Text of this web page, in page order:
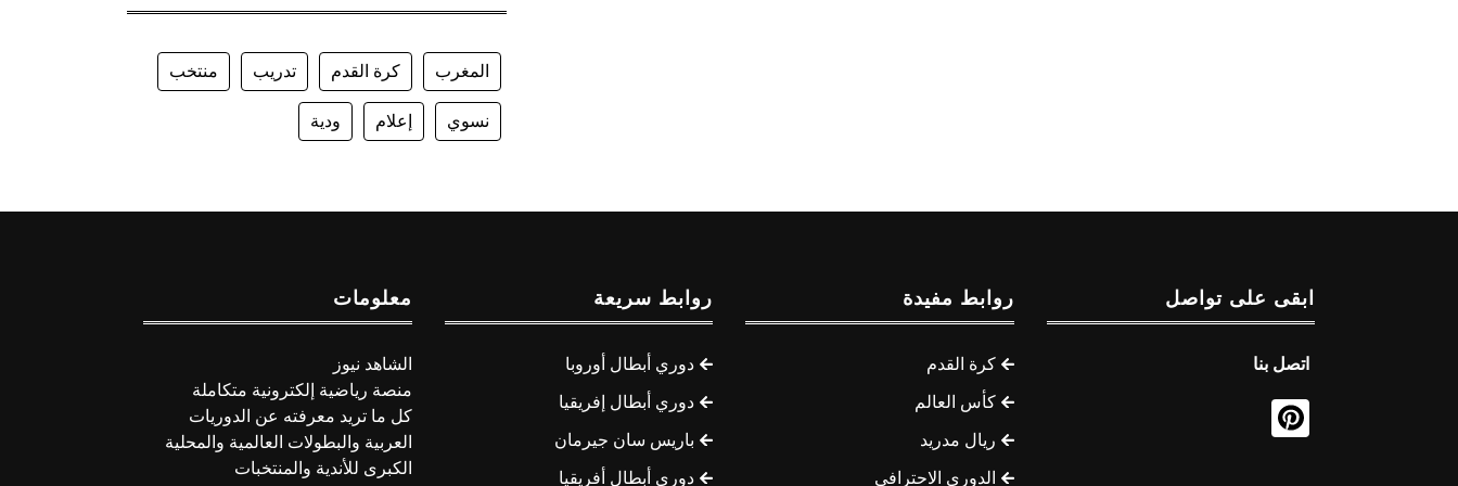
المغرب كرة القدم تدريب منتخب
نسوي إعلام ودية
ابقى على تواصل
اتصل بنا
روابط مفيدة
كرة القدم
كأس العالم
ريال مدريد
الدوري الاحترافي
روابط سريعة
دوري أبطال أوروبا
دوري أبطال إفريقيا
باريس سان جيرمان
دوري أبطال أفريقيا
معلومات
الشاهد نيوز
منصة رياضية إلكترونية متكاملة
كل ما تريد معرفته عن الدوريات
العربية والبطولات العالمية والمحلية
الكبرى للأندية والمنتخبات